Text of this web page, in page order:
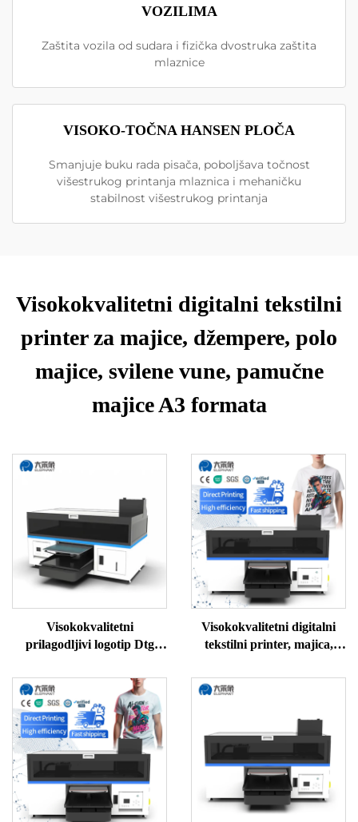
VOZILIMA
Zaštita vozila od sudara i fizička dvostruka zaštita
mlaznice
VISOKO-TOČNA HANSEN PLOČA
Smanjuje buku rada pisača, poboljšava točnost
višestrukog printanja mlaznica i mehaničku
stabilnost višestrukog printanja
Visokokvalitetni digitalni tekstilni
printer za majice, džempere, polo
majice, svilene vune, pamučne
majice A3 formata
Visokokvalitetni
prilagodljivi logotip Dtg
tisak A3 Dtg pisač za odjeću
Visokokvalitetni digitalni
tekstilni printer, majica,
pamuk, stroj za DTG
printer, cijena